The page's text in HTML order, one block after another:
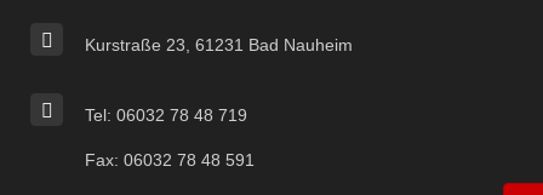
Kurstraße 23, 61231 Bad Nauheim
Tel: 06032 78 48 719
Fax: 06032 78 48 591